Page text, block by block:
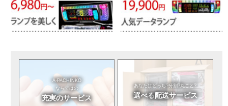
A-PACHINKO
ならではの
充実のサービス
あなたはどっち?分割?丸ごと?
選べる配送サービス